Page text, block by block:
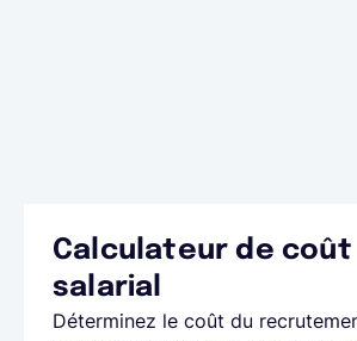
Calculateur de coût
salarial
Déterminez le coût du